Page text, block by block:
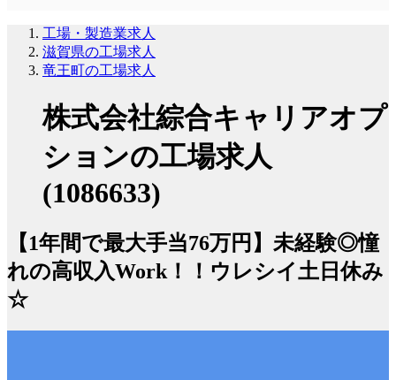
工場・製造業求人
滋賀県の工場求人
竜王町の工場求人
株式会社綜合キャリアオプ
ションの工場求人
(1086633)
【1年間で最大手当76万円】未経験◎憧
れの高収入Work！！ウレシイ土日休み
☆